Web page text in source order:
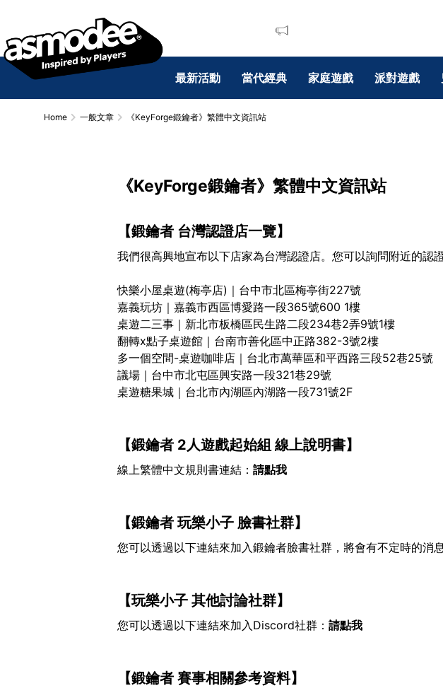
最新活動 當代經典 家庭遊戲 派對遊戲
Home 一般文章 《KeyForge鍛鑰者》繁體中文資訊站
《KeyForge鍛鑰者》繁體中文資訊站
【鍛鑰者 台灣認證店一覽】
我們很高興地宣布以下店家為台灣認證店。您可以詢問附近的認
快樂小屋桌遊(梅亭店) ｜台中市北區梅亭街227號
嘉義玩坊 ｜嘉義市西區博愛路一段365號600 1樓
桌遊二三事 ｜新北市板橋區民生路二段234巷2弄9號1樓
翻轉x點子桌遊館 ｜台南市善化區中正路382-3號2樓
多一個空間-桌遊咖啡店 ｜台北市萬華區和平西路三段52巷25號
議場 ｜台中市北屯區興安路一段321巷29號
桌遊糖果城 ｜台北市內湖區內湖路一段731號2F
【鍛鑰者 2人遊戲起始組 線上說明書】
線上繁體中文規則書連結：請點我
【鍛鑰者 玩樂小子 臉書社群】
您可以透過以下連結來加入鍛鑰者臉書社群，將會有不定時的消
【玩樂小子 其他討論社群】
您可以透過以下連結來加入Discord社群：請點我
【鍛鑰者 賽事相關參考資料】